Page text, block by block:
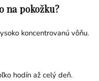
na pokožku?
koncentrovanú vôňu.
hodín až celý deň.